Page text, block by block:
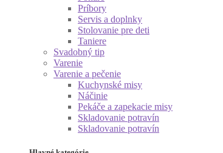
Príbory
Servis a doplnky
Stolovanie pre deti
Taniere
Svadobný tip
Varenie
Varenie a pečenie
Kuchynské misy
Náčinie
Pekáče a zapekacie misy
Skladovanie potravín
Skladovanie potravín